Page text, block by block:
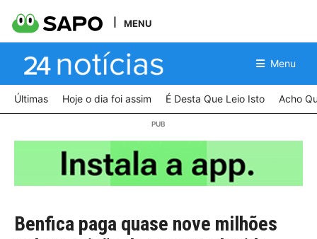
MENU
Menu
Últimas Hoje o dia foi assim É Desta Que Leio Isto Acho
Benfica paga quase nove milhões